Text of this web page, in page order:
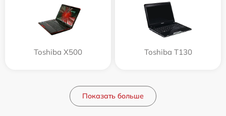
Toshiba X500 Toshiba T130
Показать больше